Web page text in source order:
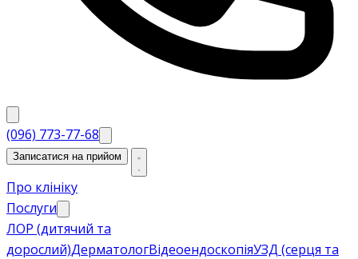
(096) 773-77-68
Записатися на прийом
Про клініку
Послуги
ЛОР (дитячий та
дорослий)ДерматологВідеоендоскопіяУЗД (серця та